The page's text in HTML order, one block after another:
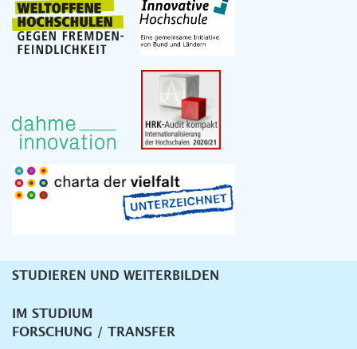
Unternavigation
STUDIEREN UND WEITERBILDEN
IM STUDIUM
FORSCHUNG / TRANSFER